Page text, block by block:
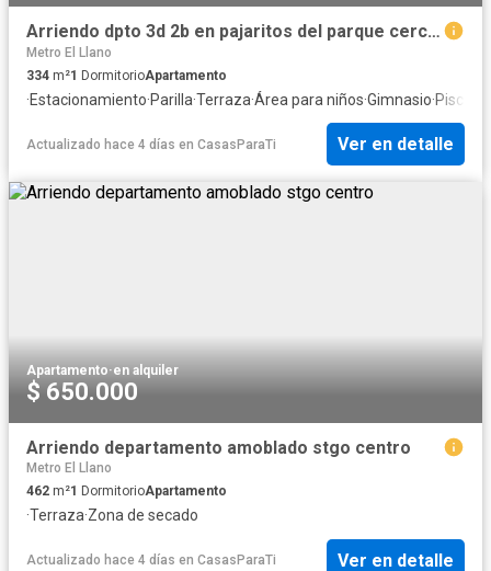
Arriendo dpto 3d 2b en pajaritos del parque cercano a metro las parcelas
Metro El Llano
334 m²1 DormitorioApartamento
·Estacionamiento·Parilla·Terraza·Área para niños·Gimnasio·Piscina
Actualizado hace 4 días en CasasParaTi Ver en detalle
Apartamento·en alquiler
$ 650.000
Arriendo departamento amoblado stgo centro
Metro El Llano
462 m²1 DormitorioApartamento
·Terraza·Zona de secado
Actualizado hace 4 días en CasasParaTi Ver en detalle